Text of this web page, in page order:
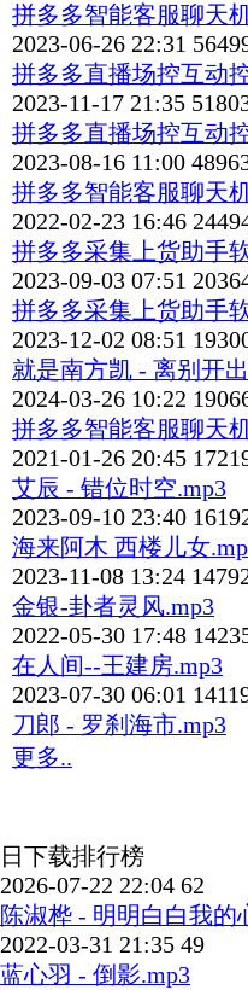
拼多多智能客服聊天
2023-06-26 22:31
拼多多直播场控互动
2023-11-17 21:35
拼多多直播场控互动
2023-08-16 11:00
拼多多智能客服聊天
2022-02-23 16:46
拼多多采集上货助手
2023-09-03 07:51
拼多多采集上货助手
2023-12-02 08:51
就是南方凯 - 离别开
2024-03-26 10:22
拼多多智能客服聊天
2021-01-26 20:45
艾辰 - 错位时空.mp3
2023-09-10 23:40
海来阿木 西楼儿女
2023-11-08 13:24
金银-卦者灵风.mp3
2022-05-30 17:48
在人间--王建房.mp3
2023-07-30 06:01
刀郎 - 罗刹海市.mp3
更多..
日下载排行榜
2026-07-22 22:04 62
陈淑桦 - 明明白白我的
2022-03-31 21:35 49
蓝心羽 - 倒影.mp3